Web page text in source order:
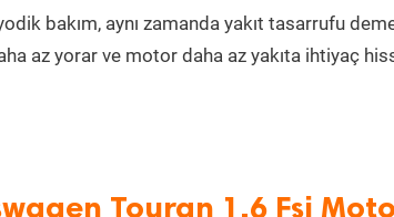
bakım, aynı zamanda yakıt tasarrufu
az yorar ve motor daha az yakıta ihtiyaç
Touran 1.6 Fsi